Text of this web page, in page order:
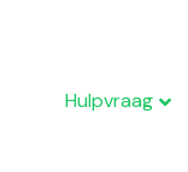
Hulpvraag